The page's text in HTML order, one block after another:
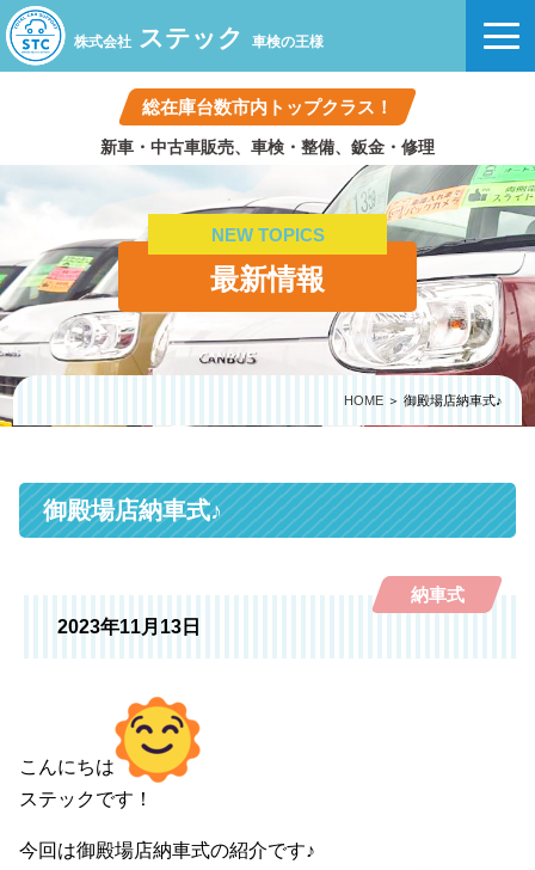
総在庫台数市内トップクラス！
新車・中古車販売、車検・整備、鈑金・修理
株式会社 ステック 車検の王様
NEW TOPICS
最新情報
HOME＞ 御殿場店納車式♪
御殿場店納車式♪
2023年11月13日
納車式
こんにちは
ステックです！
今回は御殿場店納車式の紹介です♪